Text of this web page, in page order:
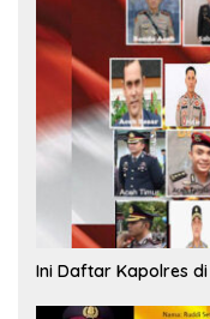
Ini Daftar Kapolres